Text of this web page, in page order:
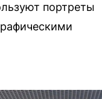
портреты